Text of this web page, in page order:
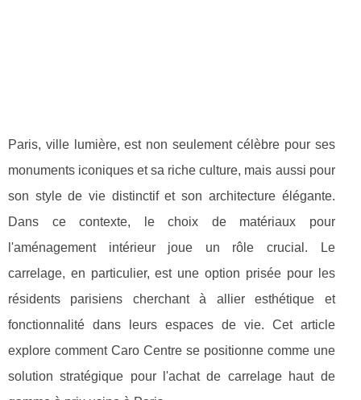
Paris, ville lumière, est non seulement célèbre pour ses
monuments iconiques et sa riche culture, mais aussi pour
son style de vie distinctif et son architecture élégante.
Dans ce contexte, le choix de matériaux pour
l'aménagement intérieur joue un rôle crucial. Le
carrelage, en particulier, est une option prisée pour les
résidents parisiens cherchant à allier esthétique et
fonctionnalité dans leurs espaces de vie. Cet article
explore comment Caro Centre se positionne comme une
solution stratégique pour l'achat de carrelage haut de